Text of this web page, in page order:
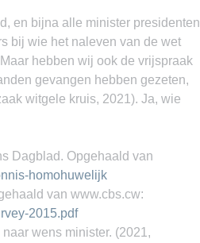
en bijna alle minister presidenten
bij wie het naleven van de wet
hebben wij ook de vrijspraak
gevangen hebben gezeten,
witgele kruis, 2021). Ja, wie
Dagblad. Opgehaald van
homohuwelijk
van www.cbs.cw:
2015.pdf
wens minister. (2021,